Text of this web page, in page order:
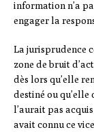
information n’a
engager la
La jurisprudence
zone de bruit
dès lors qu’elle
destiné ou qu’elle
l’aurait pas
avait connu ce